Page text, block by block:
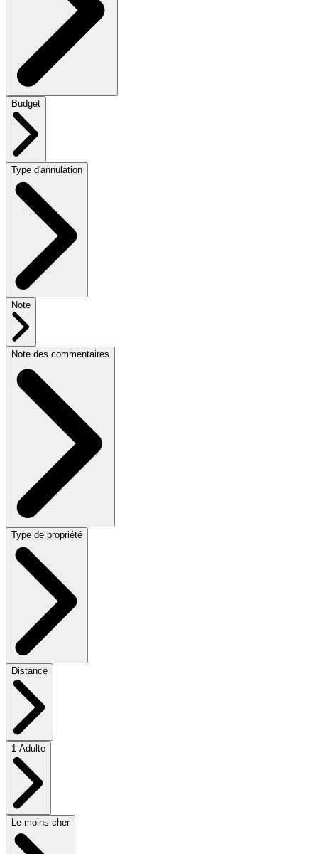
Budget
Type d'annulation
Note
Note des commentaires
Type de propriété
Distance
1 Adulte
Le moins cher